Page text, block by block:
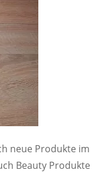
neue Produkte im
Beauty Produkte